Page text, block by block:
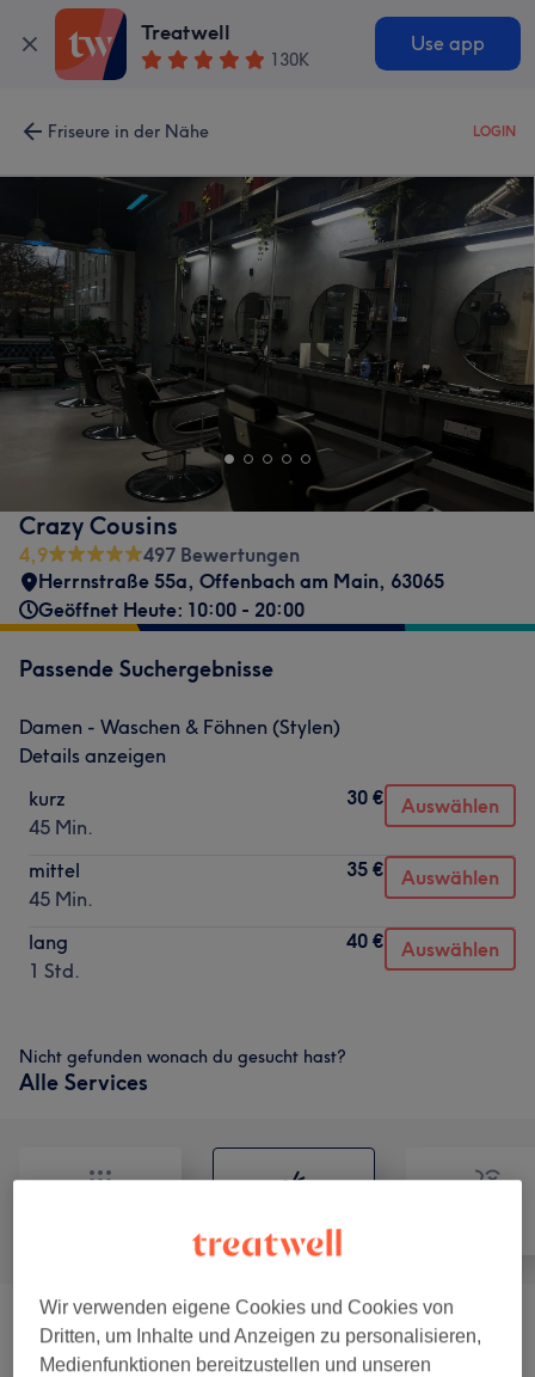
Treatwell
130K
Use app
Friseure in der Nähe LOGIN
Crazy Cousins
4,9
497 Bewertungen
Herrnstraße 55a, Offenbach am Main, 63065
Geöffnet Heute: 10:00 - 20:00
Passende Suchergebnisse
Damen - Waschen & Föhnen (Stylen)
Details anzeigen
kurz
45 Min.
30 € Auswählen
mittel
45 Min.
35 € Auswählen
lang
1 Std.
40 € Auswählen
Nicht gefunden wonach du gesucht hast?
Alle Services
Herren - Haarschnitte & Stylings ( 5) ab 25 €
Wir verwenden eigene Cookies und Cookies von
Dritten, um Inhalte und Anzeigen zu personalisieren,
Medienfunktionen bereitzustellen und unseren